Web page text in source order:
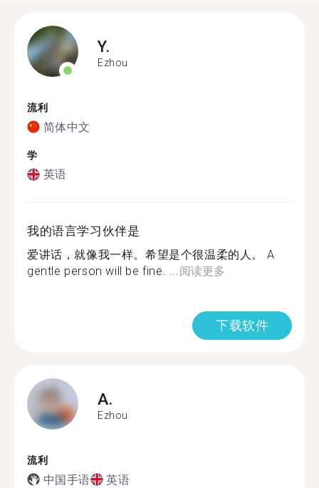
Y.
Ezhou
流利
简体中文
学
英语
我的语言学习伙伴是
爱讲话，就像我一样。希望是个很温柔的人。 A
gentle person will be fine. ...阅读更多
下载软件
A.
Ezhou
流利
中国手语 英语